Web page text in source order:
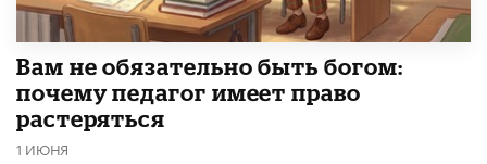
​Вам не обязательно быть богом:
почему педагог имеет право
растеряться
1 ИЮНЯ